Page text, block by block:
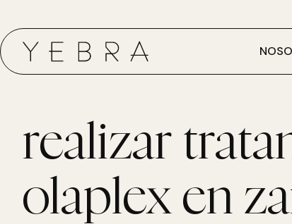
realizar
olaplex en